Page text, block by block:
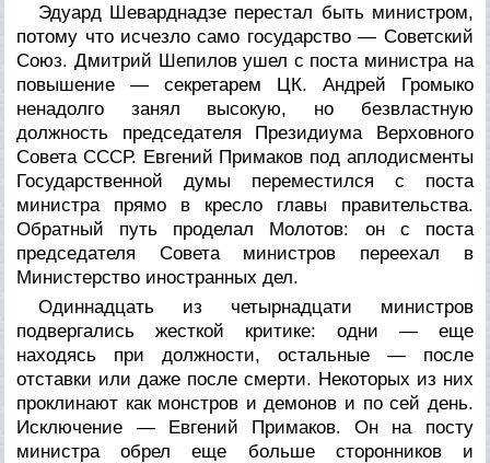
Эдуард Шеварднадзе перестал быть министром,
потому что исчезло само государство — Советский
Союз. Дмитрий Шепилов ушел с поста министра на
повышение — секретарем ЦК. Андрей Громыко
ненадолго занял высокую, но безвластную
должность председателя Президиума Верховного
Совета СССР. Евгений Примаков под аплодисменты
Государственной думы переместился с поста
министра прямо в кресло главы правительства.
Обратный путь проделал Молотов: он с поста
председателя Совета министров переехал в
Министерство иностранных дел.
Одиннадцать из четырнадцати министров
подвергались жесткой критике: одни — еще
находясь при должности, остальные — после
отставки или даже после смерти. Некоторых из них
проклинают как монстров и демонов и по сей день.
Исключение — Евгений Примаков. Он на посту
министра обрел еще больше сторонников и